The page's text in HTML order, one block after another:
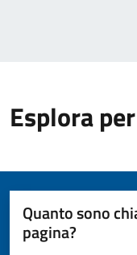
Esplora
Quanto sono
pagina?